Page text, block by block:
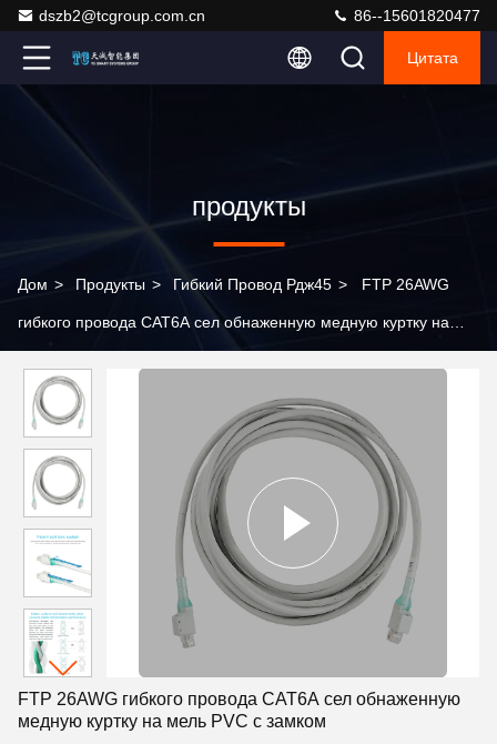
dszb2@tcgroup.com.cn 86--15601820477
Цитата
продукты
Дом > Продукты > Гибкий Провод Рдж45 > FTP 26AWG
гибкого провода CAT6A сел обнаженную медную куртку на
FTP 26AWG гибкого провода CAT6A сел обнаженную
медную куртку на мель PVC с замком